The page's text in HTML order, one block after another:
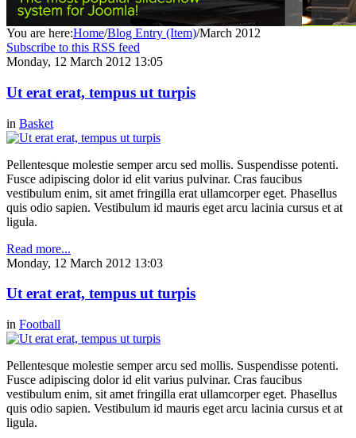
You are here:Home/Blog Entry (Item)/March 2012
Subscribe to this RSS feed
Monday, 12 March 2012 13:05
Ut erat erat, tempus ut turpis
in Basket
Pellentesque molestie semper arcu sed mollis. Suspendisse potenti.
Fusce adipiscing dolor id elit varius pulvinar. Cras faucibus
vestibulum enim, sit amet fringilla erat ullamcorper eget. Phasellus
quis odio sapien. Vestibulum id mauris eget arcu lacinia cursus et at
ligula.
Read more...
Monday, 12 March 2012 13:03
Ut erat erat, tempus ut turpis
in Football
Pellentesque molestie semper arcu sed mollis. Suspendisse potenti.
Fusce adipiscing dolor id elit varius pulvinar. Cras faucibus
vestibulum enim, sit amet fringilla erat ullamcorper eget. Phasellus
quis odio sapien. Vestibulum id mauris eget arcu lacinia cursus et at
ligula.